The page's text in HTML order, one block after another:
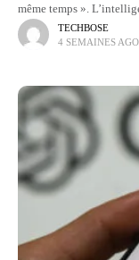
même temps ».
débats, les tribunaux et les
TECHBOSE
4 SEMAINES AGO